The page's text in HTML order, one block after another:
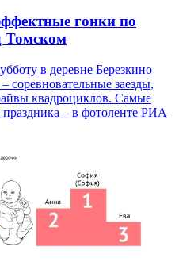
гонки по
Томском
в деревне Березкино
соревновательные заезды,
квадроциклов. Самые
– в фотоленте РИА